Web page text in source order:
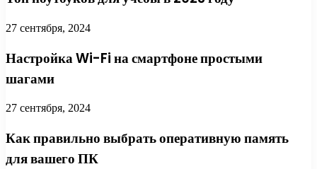
27 сентября, 2024
Настройка Wi-Fi на смартфоне простыми
шагами
27 сентября, 2024
Как правильно выбрать оперативную память
для вашего ПК